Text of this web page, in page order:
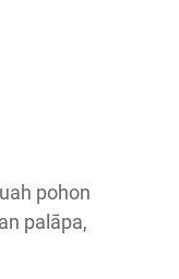
pohon
palāpa,